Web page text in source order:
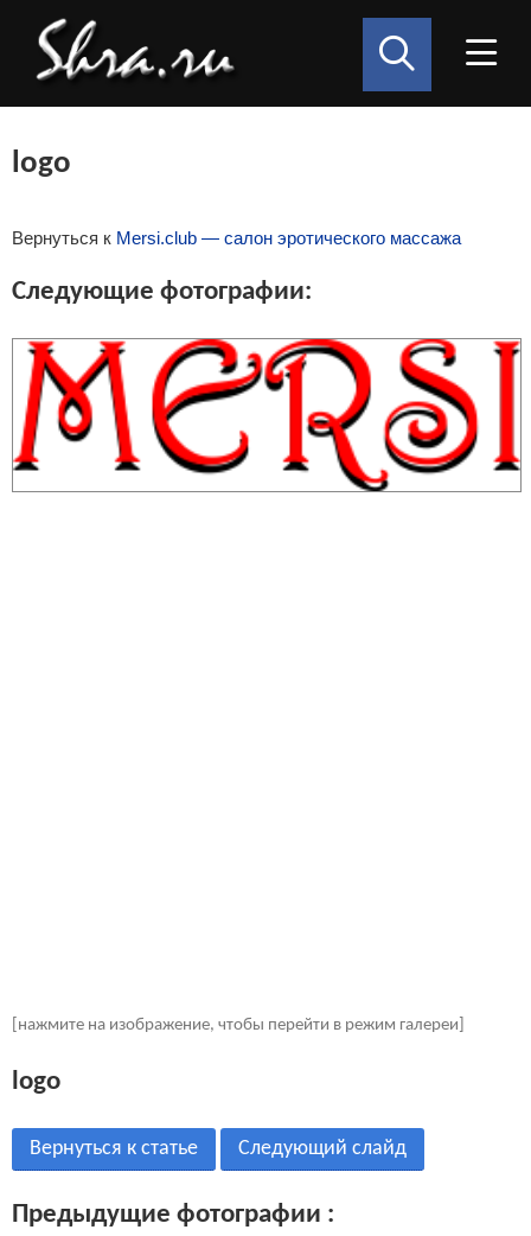
logo
Вернуться к Mersi.club — салон эротического массажа
Следующие фотографии:
[нажмите на изображение, чтобы перейти в режим галереи]
logo
Вернуться к статье Следующий слайд
Предыдущие фотографии :